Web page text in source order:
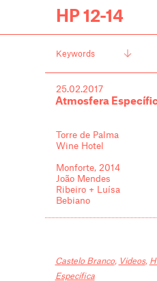
HP 12-14
Keywords
25.02.2017
Atmosfera
Torre de Palma
Wine Hotel
Monforte, 2014
João Mendes
Ribeiro + Luísa
Bebiano
Castelo Branco, Videos,
Específica